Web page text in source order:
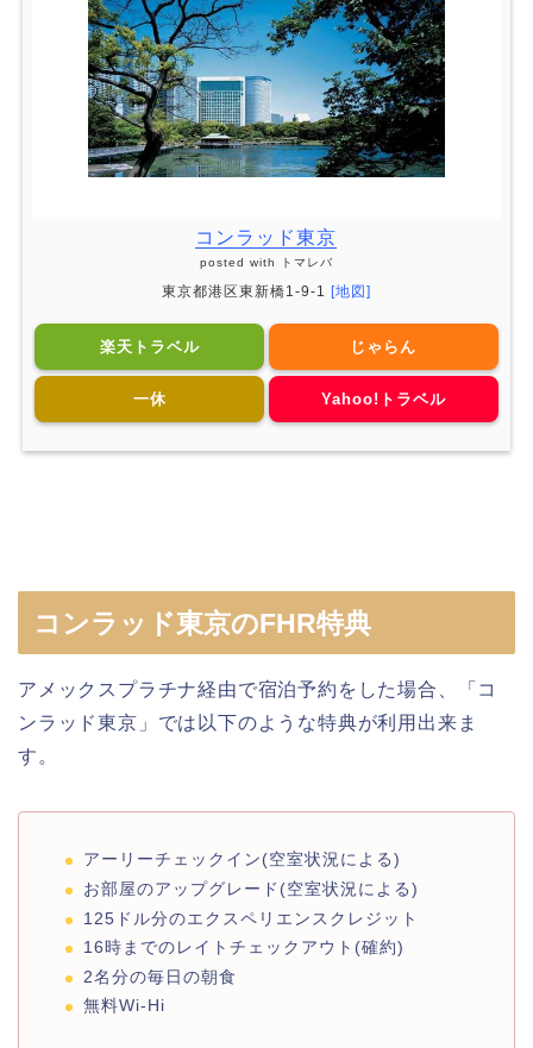
コンラッド東京
posted with トマレバ
東京都港区東新橋1-9-1 [地図]
楽天トラベル じゃらん
一休 Yahoo!トラベル
コンラッド東京のFHR特典
アメックスプラチナ経由で宿泊予約をした場合、「コ
ンラッド東京」では以下のような特典が利用出来ま
す。
アーリーチェックイン(空室状況による)
お部屋のアップグレード(空室状況による)
125ドル分のエクスペリエンスクレジット
16時までのレイトチェックアウト(確約)
2名分の毎日の朝食
無料Wi-Hi